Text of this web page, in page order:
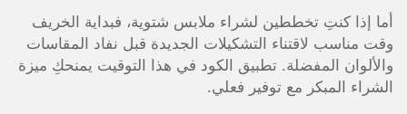
أما إذا كنتِ تخططين لشراء ملابس شتوية، فبداية الخريف
وقت مناسب لاقتناء التشكيلات الجديدة قبل نفاد المقاسات
والألوان المفضلة. تطبيق الكود في هذا التوقيت يمنحكِ ميزة
الشراء المبكر مع توفير فعلي.